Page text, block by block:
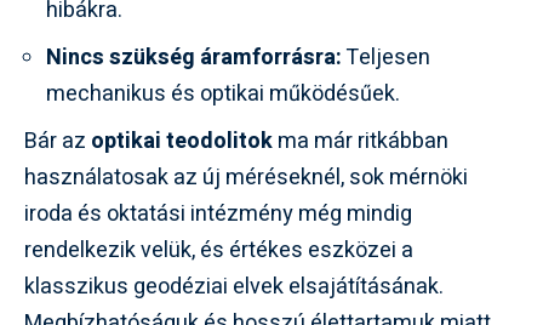
hibákra.
Nincs szükség áramforrásra:Teljesen
mechanikus és optikai működésűek.
Bár az optikai teodolitokma már ritkábban
használatosak az új méréseknél, sok mérnöki
iroda és oktatási intézmény még mindig
rendelkezik velük, és értékes eszközei a
klasszikus geodéziai elvek elsajátításának.